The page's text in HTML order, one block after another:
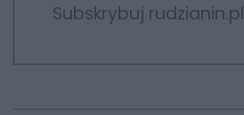
Subskrybuj rudzianin.pl